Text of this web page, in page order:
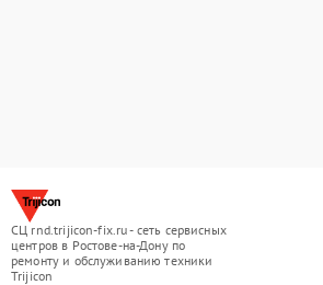
СЦ rnd.trijicon-fix.ru - сеть сервисных
центров в Ростове-на-Дону по
ремонту и обслуживанию техники
Trijicon